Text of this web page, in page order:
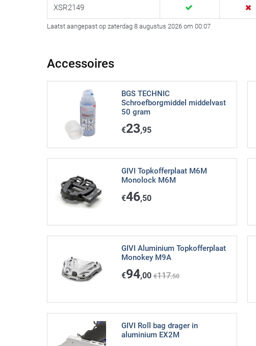
XSR2149
Laatst aangepast op zaterdag 8 augustus 2026 om 00:07
Accessoires
BGS TECHNIC
Schroefborgmiddel middelvast
50 gram
€23,95
GIVI Topkofferplaat M6M
Monolock M6M
€46,50
GIVI Aluminium Topkofferplaat
Monokey M9A
€94,00 €117,50
GIVI Roll bag drager in
aluminium EX2M